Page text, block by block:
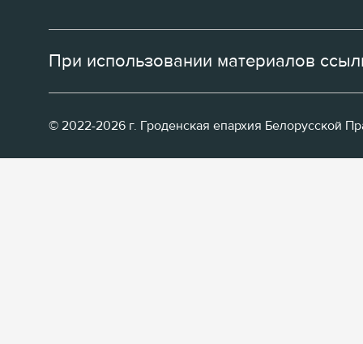
При использовании материалов
© 2022-2026 г. Гроденская епархия Белорусской